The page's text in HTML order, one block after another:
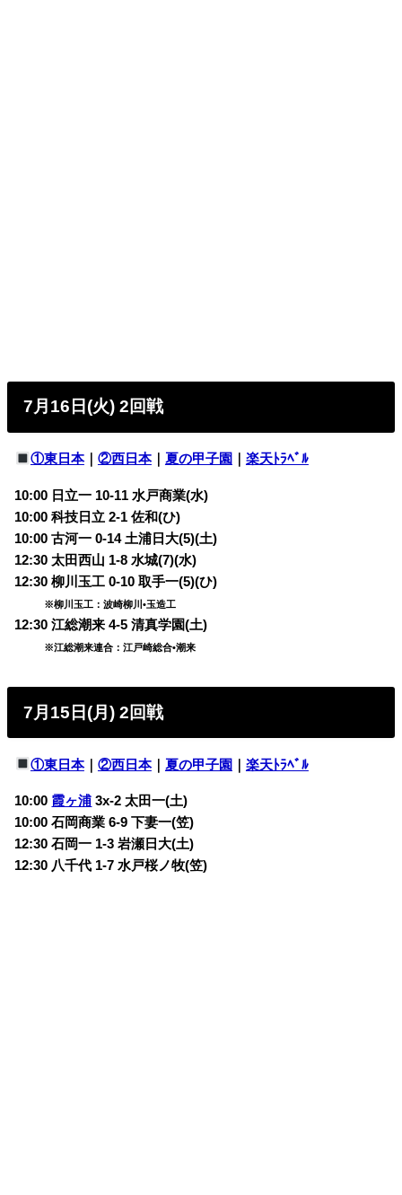
7月16日(火) 2回戦
①東日本｜ ②西日本｜ 夏の甲子園 ｜ 楽天ﾄﾗﾍﾞﾙ
10:00 日立一 10-11 水戸商業(水)
10:00 科技日立 2-1 佐和(ひ)
10:00 古河一 0-14 土浦日大(5)(土)
12:30 太田西山 1-8 水城(7)(水)
12:30 柳川玉工 0-10 取手一(5)(ひ)
※柳川玉工：波崎柳川•玉造工
12:30 江総潮来 4-5 清真学園(土)
※江総潮来連合：江戸崎総合•潮来
7月15日(月) 2回戦
①東日本｜ ②西日本｜ 夏の甲子園 ｜ 楽天ﾄﾗﾍﾞﾙ
10:00 霞ヶ浦 3x-2 太田一(土)
10:00 石岡商業 6-9 下妻一(笠)
12:30 石岡一 1-3 岩瀬日大(土)
12:30 八千代 1-7 水戸桜ノ牧(笠)